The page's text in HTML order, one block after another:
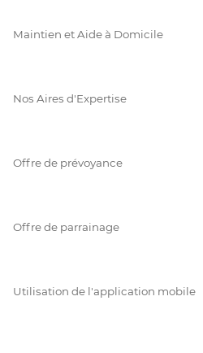
Maintien et Aide à Domicile
Nos Aires d'Expertise
Offre de prévoyance
Offre de parrainage
Utilisation de l'application mobile